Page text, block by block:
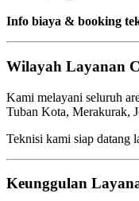
Info biaya & booking
Wilayah Layanan
Kami melayani seluruh
Tuban Kota, Merakurak,
Teknisi kami siap datang
Keunggulan